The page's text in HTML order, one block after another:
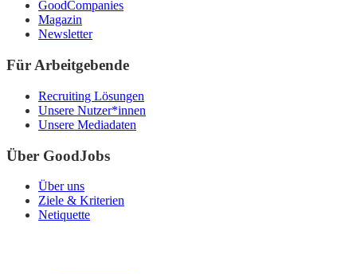
GoodCompanies
Magazin
Newsletter
Für Arbeitgebende
Recruiting Lösungen
Unsere Nutzer*innen
Unsere Mediadaten
Über GoodJobs
Über uns
Ziele & Kriterien
Netiquette